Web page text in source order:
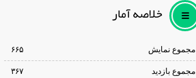
خلاصه آمار
مجموع نمایش‌ ۶۶۵
مجموع بازدید ۳۶۷